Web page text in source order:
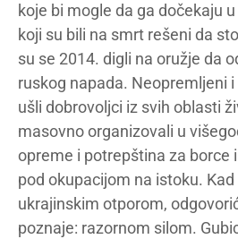
koje bi mogle da ga dočekaju
koji su bili na smrt rešeni da
su se 2014. digli na oružje da
ruskog napada. Neopremljeni
ušli dobrovoljci iz svih oblasti
masovno organizovali u
opreme i potrepština za borce
pod okupacijom na istoku.
ukrajinskim otporom,
poznaje: razornom silom.